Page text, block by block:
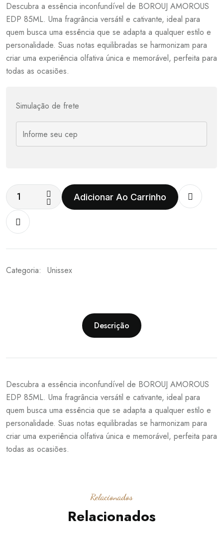
Descubra a essência inconfundível de BOROUJ AMOROUS
EDP 85ML. Uma fragrância versátil e cativante, ideal para
quem busca uma essência que se adapta a qualquer estilo e
personalidade. Suas notas equilibradas se harmonizam para
criar uma experiência olfativa única e memorável, perfeita para
todas as ocasiões.
Simulação de frete
Adicionar Ao Carrinho
Categoria: Unissex
Descrição
Descubra a essência inconfundível de BOROUJ AMOROUS
EDP 85ML. Uma fragrância versátil e cativante, ideal para
quem busca uma essência que se adapta a qualquer estilo e
personalidade. Suas notas equilibradas se harmonizam para
criar uma experiência olfativa única e memorável, perfeita para
todas as ocasiões.
Relacionados
Relacionados